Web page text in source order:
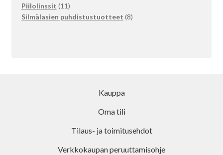
tuote
Piilolinssit 1111
tuotetta
Silmälasien puhdistustuotteet 88
Kauppa
Oma tili
Tilaus- ja toimitusehdot
Verkkokaupan peruuttamisohje